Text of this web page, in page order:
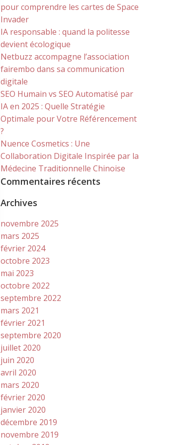
pour comprendre les cartes de Space
Invader
IA responsable : quand la politesse
devient écologique
Netbuzz accompagne l’association
fairembo dans sa communication
digitale
SEO Humain vs SEO Automatisé par
IA en 2025 : Quelle Stratégie
Optimale pour Votre Référencement
?
Nuence Cosmetics : Une
Collaboration Digitale Inspirée par la
Médecine Traditionnelle Chinoise
Commentaires récents
Archives
novembre 2025
mars 2025
février 2024
octobre 2023
mai 2023
octobre 2022
septembre 2022
mars 2021
février 2021
septembre 2020
juillet 2020
juin 2020
avril 2020
mars 2020
février 2020
janvier 2020
décembre 2019
novembre 2019